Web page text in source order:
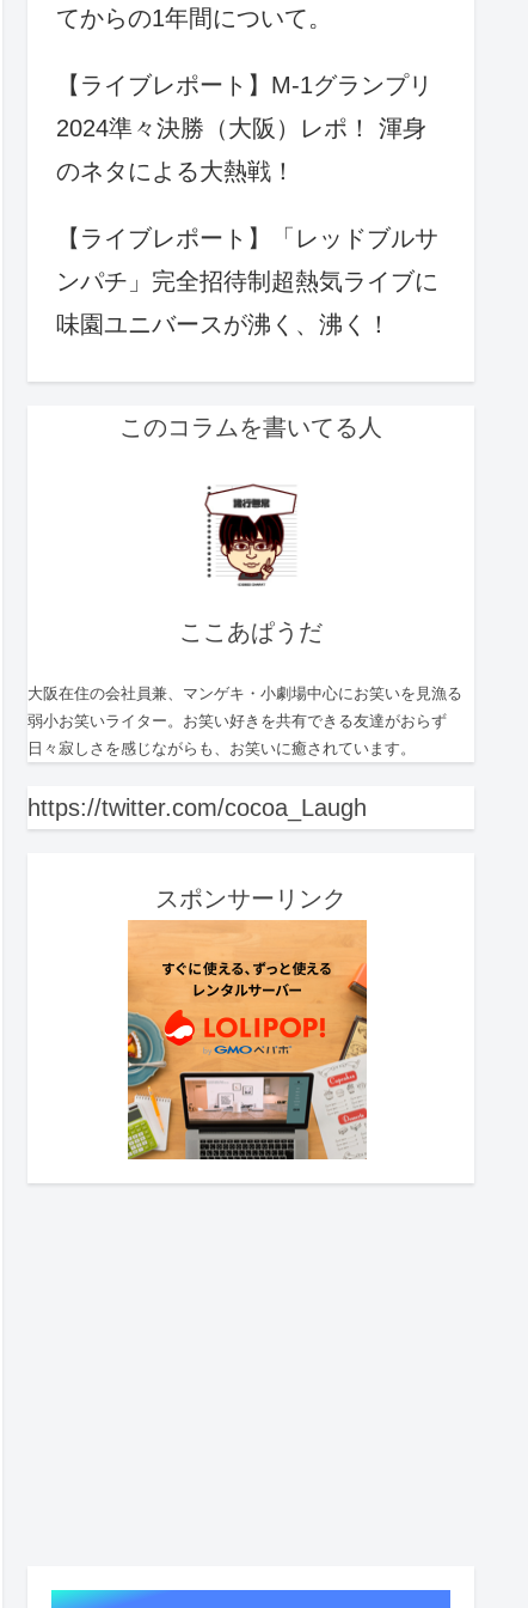
てからの1年間について。
【ライブレポート】M-1グランプリ
2024準々決勝（大阪）レポ！ 渾身
のネタによる大熱戦！
【ライブレポート】「レッドブルサ
ンパチ」完全招待制超熱気ライブに
味園ユニバースが沸く、沸く！
このコラムを書いてる人
ここあぱうだ
大阪在住の会社員兼、マンゲキ・小劇場中心にお笑いを見漁る
弱小お笑いライター。お笑い好きを共有できる友達がおらず
日々寂しさを感じながらも、お笑いに癒されています。
https://twitter.com/cocoa_Laugh
スポンサーリンク